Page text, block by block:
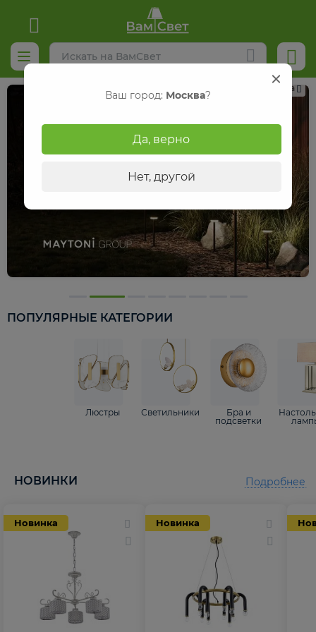
Реклама
ПОПУЛЯРНЫЕ КАТЕГОРИИ
Люстры Светильники
Бра и
подсветки
НОВИНКИ
Новинка Новинка
Подробнее
Ваш город: Москва?
Да, верно
Нет, другой